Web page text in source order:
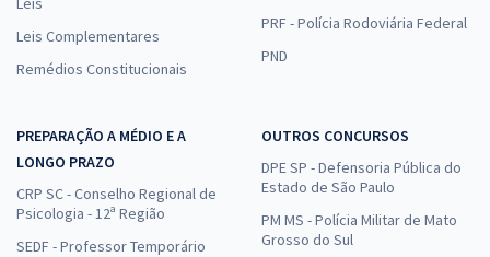
Leis Complementares
Remédios Constitucionais
PRF - Polícia Rodoviária Federal
PND
PREPARAÇÃO A MÉDIO E A
LONGO PRAZO
CRP SC - Conselho Regional de
Psicologia - 12ª Região
SEDF - Professor Temporário
OUTROS CONCURSOS
DPE SP - Defensoria Pública do
Estado de São Paulo
PM MS - Polícia Militar de Mato
Grosso do Sul